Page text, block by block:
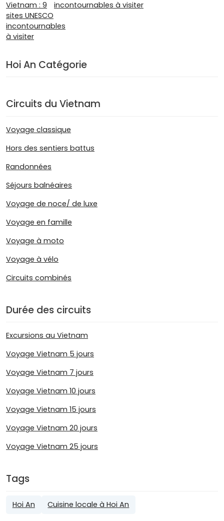
incontournables à visiter
Hoi An Catégorie
Circuits du Vietnam
Voyage classique
Hors des sentiers battus
Randonnées
Séjours balnéaires
Voyage de noce/ de luxe
Voyage en famille
Voyage à moto
Voyage à vélo
Circuits combinés
Durée des circuits
Excursions au Vietnam
Voyage Vietnam 5 jours
Voyage Vietnam 7 jours
Voyage Vietnam 10 jours
Voyage Vietnam 15 jours
Voyage Vietnam 20 jours
Voyage Vietnam 25 jours
Tags
Hoi An Cuisine locale à Hoi An